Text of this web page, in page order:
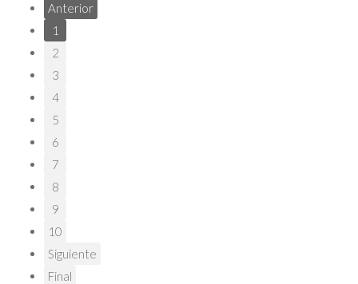
Anterior
1
2
3
4
5
6
7
8
9
10
Siguiente
Final